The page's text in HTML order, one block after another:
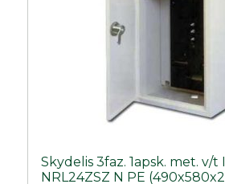
Skydelis 3faz. 1apsk. met. v/t
NRL24ZSZ N PE